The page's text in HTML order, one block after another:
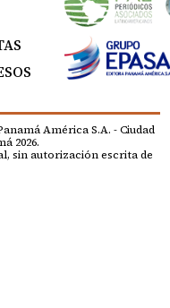
América S.A. - Ciudad
2026.
sin autorización escrita de